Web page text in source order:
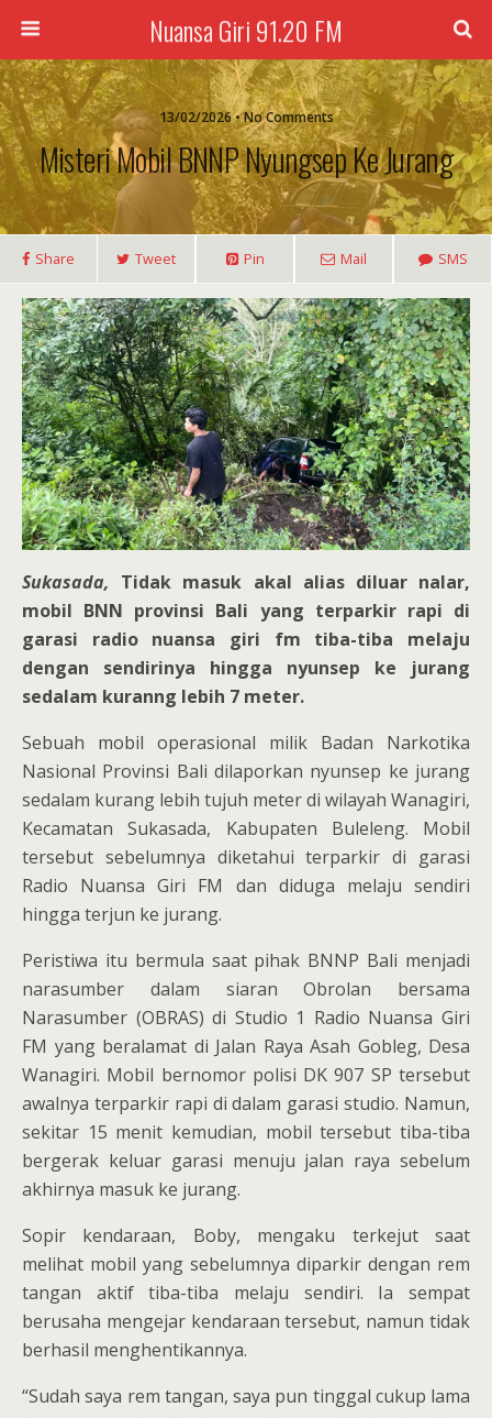
Nuansa Giri 91.20 FM
13/02/2026 • No Comments
Misteri Mobil BNNP Nyungsep Ke Jurang
Share Tweet Pin Mail SMS
Sukasada, Tidak masuk akal alias diluar nalar,
mobil BNN provinsi Bali yang terparkir rapi di
garasi radio nuansa giri fm tiba-tiba melaju
dengan sendirinya hingga nyunsep ke jurang
sedalam kuranng lebih 7 meter.
Sebuah mobil operasional milik Badan Narkotika
Nasional Provinsi Bali dilaporkan nyunsep ke jurang
sedalam kurang lebih tujuh meter di wilayah Wanagiri,
Kecamatan Sukasada, Kabupaten Buleleng. Mobil
tersebut sebelumnya diketahui terparkir di garasi
Radio Nuansa Giri FM dan diduga melaju sendiri
hingga terjun ke jurang.
Peristiwa itu bermula saat pihak BNNP Bali menjadi
narasumber dalam siaran Obrolan bersama
Narasumber (OBRAS) di Studio 1 Radio Nuansa Giri
FM yang beralamat di Jalan Raya Asah Gobleg, Desa
Wanagiri. Mobil bernomor polisi DK 907 SP tersebut
awalnya terparkir rapi di dalam garasi studio. Namun,
sekitar 15 menit kemudian, mobil tersebut tiba-tiba
bergerak keluar garasi menuju jalan raya sebelum
akhirnya masuk ke jurang.
Sopir kendaraan, Boby, mengaku terkejut saat
melihat mobil yang sebelumnya diparkir dengan rem
tangan aktif tiba-tiba melaju sendiri. Ia sempat
berusaha mengejar kendaraan tersebut, namun tidak
berhasil menghentikannya.
“Sudah saya rem tangan, saya pun tinggal cukup lama